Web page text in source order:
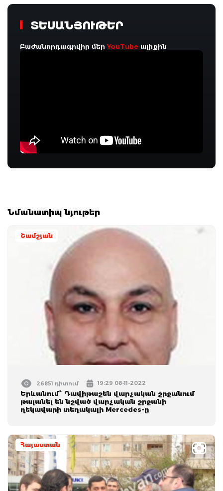
ՏԵՍԱՆՅՈՒԹԵՐ
Բաժանորդագրվիր մերYouTube ալիքին
Նմանատիպ նյութեր
Շամշյան
26851 դիտում 19:29 08-11-2022
Երևանում՝ Դավիթաշեն վարչական շրջանում
թալանել են նշված վարչական շրջանի
ղեկավարի տեղակալի Mercedes-ը
Հայաստան